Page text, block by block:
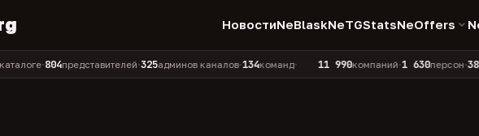
НовостиNeBlaskNeTGStatsNeOffers
•804представителей•325админов каналов•134команд• 11 990 компаний•1 630персон•381